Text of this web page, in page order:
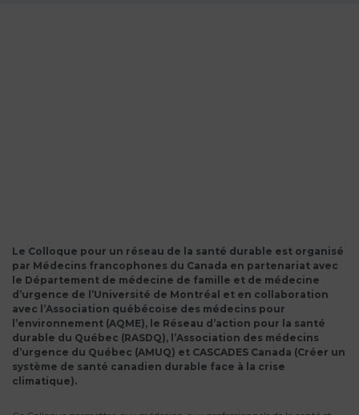
Le Colloque pour un réseau de la santé durable est organisé
par Médecins francophones du Canada en partenariat avec
le Département de médecine de famille et de médecine
d’urgence de l’Université de Montréal et en collaboration
avec l’Association québécoise des médecins pour
l’environnement (AQME), le Réseau d’action pour la santé
durable du Québec (RASDQ), l’Association des médecins
d’urgence du Québec (AMUQ) et CASCADES Canada (Créer un
système de santé canadien durable face à la crise
climatique).